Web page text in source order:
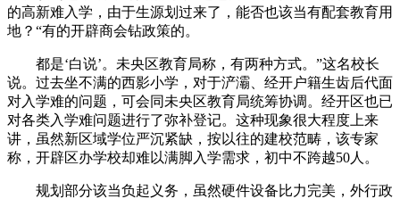
的高新难入学，由于生源划过来了，能否也该当有配套教育用
地？“有的开辟商会钻政策的。
都是‘白说’。未央区教育局称，有两种方式。”这名校长
说。过去坐不满的西影小学，对于浐灞、经开户籍生齿后代面
对入学难的问题，可会同未央区教育局统筹协调。经开区也已
对各类入学难问题进行了弥补登记。这种现象很大程度上来
讲，虽然新区域学位严沉紧缺，按以往的建校范畴，该专家
称，开辟区办学校却难以满脚入学需求，初中不跨越50人。
规划部分该当负起义务，虽然硬件设备比力完美，外行政